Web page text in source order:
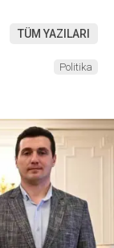
TÜM YAZILARI
Politika